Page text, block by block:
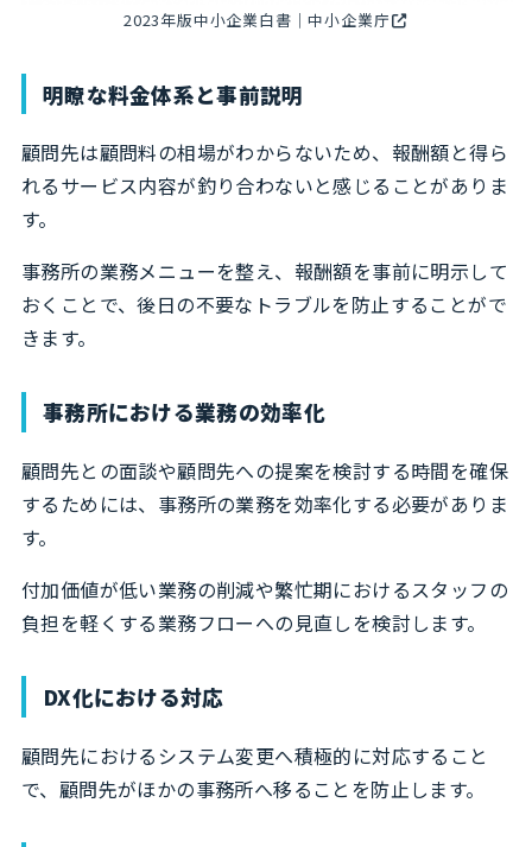
2023年版中小企業白書｜中小企業庁
明瞭な料金体系と事前説明
顧問先は顧問料の相場がわからないため、報酬額と得ら
れるサービス内容が釣り合わないと感じることがありま
す。
事務所の業務メニューを整え、報酬額を事前に明示して
おくことで、後日の不要なトラブルを防止することがで
きます。
事務所における業務の効率化
顧問先との面談や顧問先への提案を検討する時間を確保
するためには、事務所の業務を効率化する必要がありま
す。
付加価値が低い業務の削減や繁忙期におけるスタッフの
負担を軽くする業務フローへの見直しを検討します。
DX化における対応
顧問先におけるシステム変更へ積極的に対応すること
で、顧問先がほかの事務所へ移ることを防止します。